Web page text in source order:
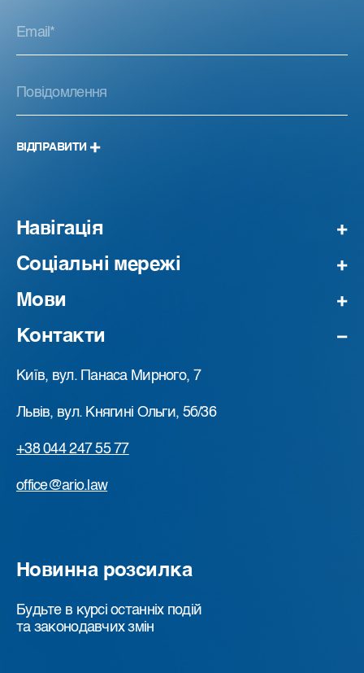
ВІДПРАВИТИ
Навігація
Соціальні мережі
Мови
Контакти
Київ, вул. Панаса Мирного, 7
Львів, вул. Княгині Ольги, 5б/36
+38 044 247 55 77
office@ario.law
Новинна розсилка
Будьте в курсі останніх подій
та законодавчих змін